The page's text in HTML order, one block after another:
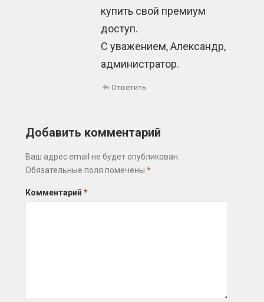
купить свой премиум
доступ.
С уважением, Александр,
администратор.
Ответить
Добавить комментарий
Ваш адрес email не будет опубликован.
Обязательные поля помечены*
Комментарий*